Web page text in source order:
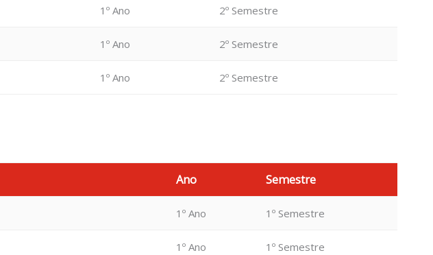
1º Ano 2º Semestre
1º Ano 2º Semestre
1º Ano 2º Semestre
Ano Semestre
1º Ano 1º Semestre
1º Ano 1º Semestre